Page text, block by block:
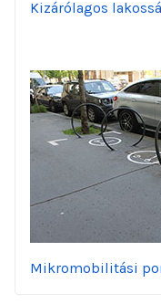
Kizárólagos
Mikromobilitási